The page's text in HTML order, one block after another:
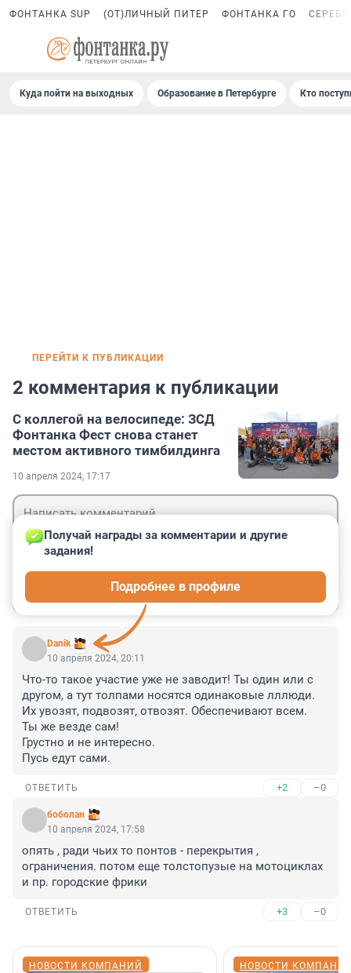
ФОНТАНКА SUP (ОТ)ЛИЧНЫЙ ПИТЕР ФОНТАНКА ГО
Куда пойти на выходных Образование в Петербурге Кто
ПЕРЕЙТИ К ПУБЛИКАЦИИ
2 комментария к публикации
С коллегой на велосипеде: ЗСД
Фонтанка Фест снова станет
местом активного тимбилдинга
10 апреля 2024, 17:17
Danik
Получай награды за комментарии и другие
задания!
Подробнее в профиле
10 апреля 2024, 20:11
Что-то такое участие уже не заводит! Ты один или с
другом, а тут толпами носятся одинаковые лллюди.
Их увозят, подвозят, отвозят. Обеспечивают всем.
Ты же везде сам!
Грустно и не интересно.
Пусь едут сами.
ОТВЕТИТЬ +2 –0
боболан
10 апреля 2024, 17:58
опять , ради чьих то понтов - перекрытия ,
ограничения. потом еще толстопузые на мотоциклах
и пр. городские фрики
ОТВЕТИТЬ +3 –0
НОВОСТИ КОМПАНИЙ НОВОСТИ